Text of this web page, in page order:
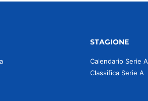
STAGIONE
Calendario Serie A
Classifica Serie A